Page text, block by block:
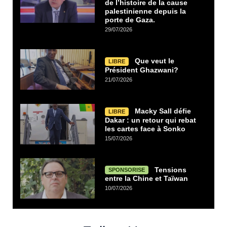
de l’histoire de la cause
palestinienne depuis la
porte de Gaza.
29/07/2026
LIBRE
Que veut le
Président Ghazwani?
21/07/2026
LIBRE
Macky Sall défie
Dakar : un retour qui rebat
les cartes face à Sonko
15/07/2026
SPONSORISE
Tensions
entre la Chine et Taïwan
10/07/2026